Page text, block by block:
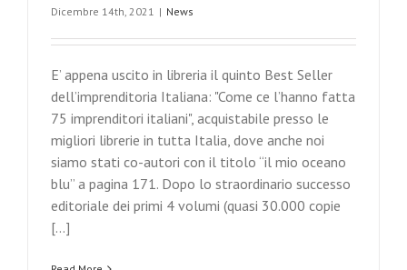
Dicembre 14th, 2021 | News
E’ appena uscito in libreria il quinto Best Seller
dell’imprenditoria Italiana: "Come ce l’hanno fatta
75 imprenditori italiani", acquistabile presso le
migliori librerie in tutta Italia, dove anche noi
siamo stati co-autori con il titolo “il mio oceano
blu” a pagina 171. Dopo lo straordinario successo
editoriale dei primi 4 volumi (quasi 30.000 copie
[...]